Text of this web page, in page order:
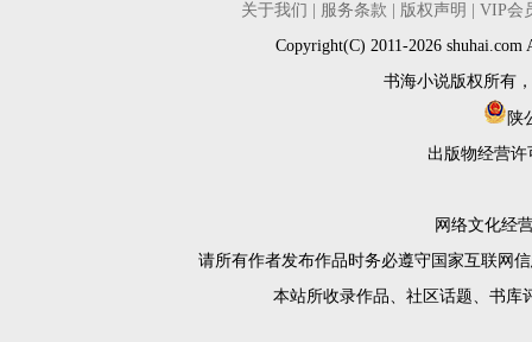
关于我们 服务条款 版权声明
VIP会
Copyright(C) 2011-2026
书海小说版权所有
陕
出版物经营许
网络文化经
请所有作者发布作品时务必遵守国家互联网
本站所收录作品、社区话题、书库